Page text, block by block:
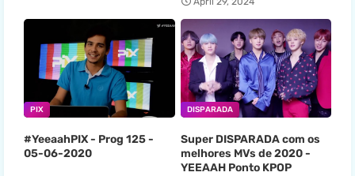
PIX
#YeeaahPIX - Prog 125 -
05-06-2020
DISPARADA
Super DISPARADA com os
melhores MVs de 2020 -
YEEAAH Ponto KPOP